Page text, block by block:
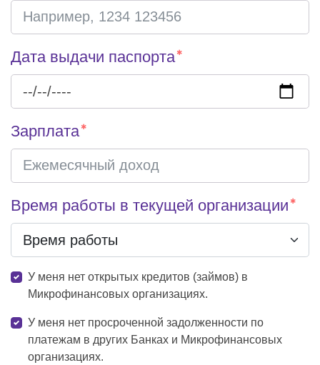
Дата выдачи паспорта
Зарплата
Время работы в текущей организации
У меня нет открытых кредитов (займов) в
Микрофинансовых организациях.
У меня нет просроченной задолженности по
платежам в других Банках и Микрофинансовых
организациях.